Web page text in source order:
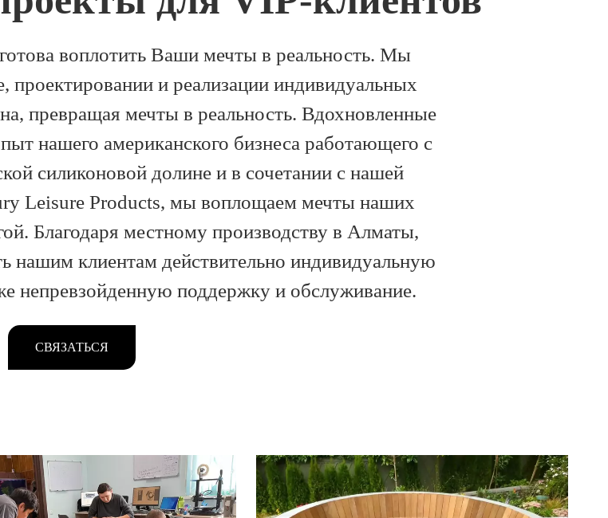
воплотить Ваши мечты в реальность. Мы
проектировании и реализации индивидуальных
превращая мечты в реальность. Вдохновленные
нашего американского бизнеса работающего с
силиконовой долине и в сочетании с нашей
Leisure Products, мы воплощаем мечты наших
Благодаря местному производству в Алматы,
нашим клиентам действительно индивидуальную
непревзойденную поддержку и обслуживание.
СВЯЗАТЬСЯ